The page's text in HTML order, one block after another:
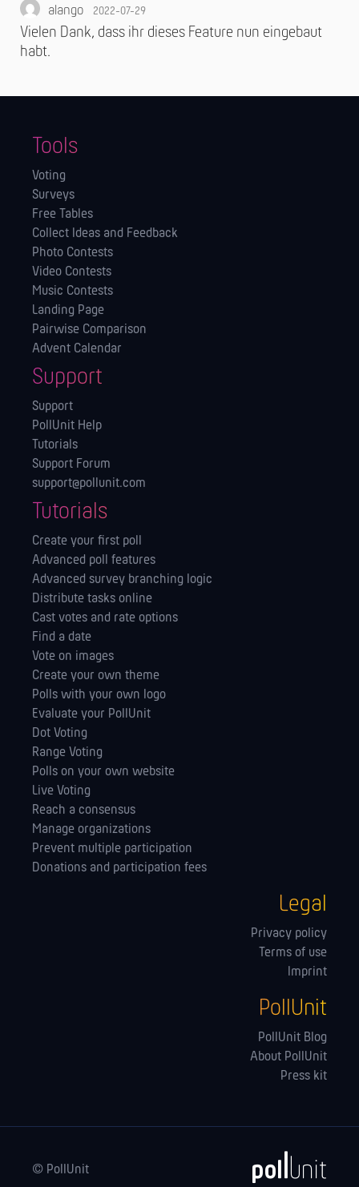
alango 2022-07-29
Vielen Dank, dass ihr dieses Feature nun eingebaut
habt.
Tools
Voting
Surveys
Free Tables
Collect Ideas and Feedback
Photo Contests
Video Contests
Music Contests
Landing Page
Pairwise Comparison
Advent Calendar
Support
Support
PollUnit Help
Tutorials
Support Forum
support@pollunit.com
Tutorials
Create your first poll
Advanced poll features
Advanced survey branching logic
Distribute tasks online
Cast votes and rate options
Find a date
Vote on images
Create your own theme
Polls with your own logo
Evaluate your PollUnit
Dot Voting
Range Voting
Polls on your own website
Live Voting
Reach a consensus
Manage orga­nizations
Prevent multiple participation
Donations and participation fees
Legal
Privacy policy
Terms of use
Imprint
PollUnit
PollUnit Blog
About PollUnit
Press kit
© PollUnit